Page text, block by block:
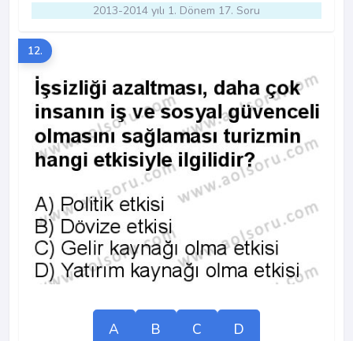
2013-2014 yılı 1. Dönem 17. Soru
12.
A B C D